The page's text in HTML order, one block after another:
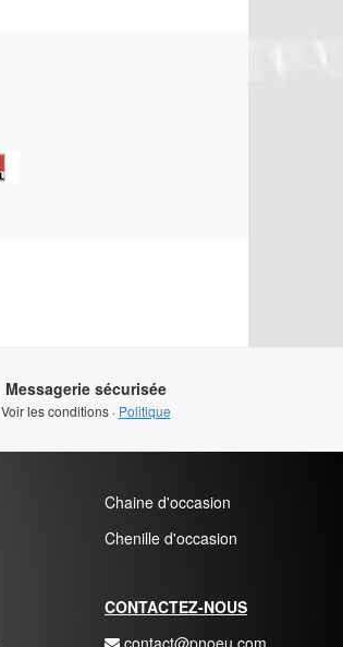
Messagerie sécurisée
Voir les conditions · Politique
Chaine d'occasion
Chenille d'occasion
CONTACTEZ-NOUS
contact@pnoeu.com